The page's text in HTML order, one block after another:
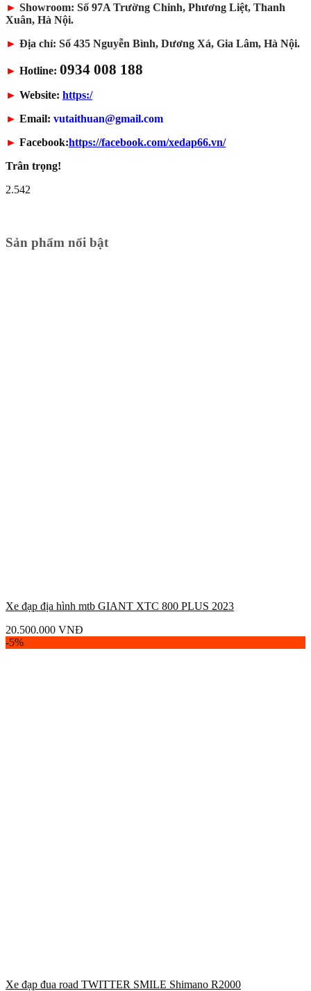
► Showroom: Số 97A Trường Chinh, Phương Liệt, Thanh
Xuân, Hà Nội.
► Địa chỉ: Số 435 Nguyễn Bình, Dương Xá, Gia Lâm, Hà Nội.
► Hotline: 0934 008 188
► Website: https:/
► Email: vutaithuan@gmail.com
► Facebook:https://facebook.com/xedap66.vn/
Trân trọng!
2.542
Sản phẩm nổi bật
Xe đạp địa hình mtb GIANT XTC 800 PLUS 2023
20.500.000 VNĐ
-5%
Xe đạp đua road TWITTER SMILE Shimano R2000